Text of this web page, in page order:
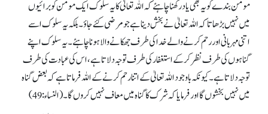
مومن بندے کو یہ بھی یاد رکھنا چاہئے کہ اللہ تعالیٰ کا یہ سلوک ایک مومن کو برائیوں
میں نہیں بڑھاتا کہ اللہ تعالیٰ نے بخش دینا ہے جو مرضی کئے جاؤ۔ بلکہ یہ سلوک اسے
اتنی مہربانی اور رحم کرنے والے خدا کی طرف جھکانے والا ہونا چاہئے۔ یہ سلوک اپنے
گناہوں کی طرف نظر کرکے استغفار کی طرف توجہ دلاتا ہے، اس کی عبادت کی طرف
توجہ دلاتا ہے۔ کیونکہ باوجود اللہ تعالیٰ کے اتنا رحم کرنے کے اللہ فرماتا ہے کہ بعض گناہ
میں نہیں بخشوں گا اور فرمایا کہ شرک کا گناہ میں معاف نہیں کروں گا۔ (النساء:49)